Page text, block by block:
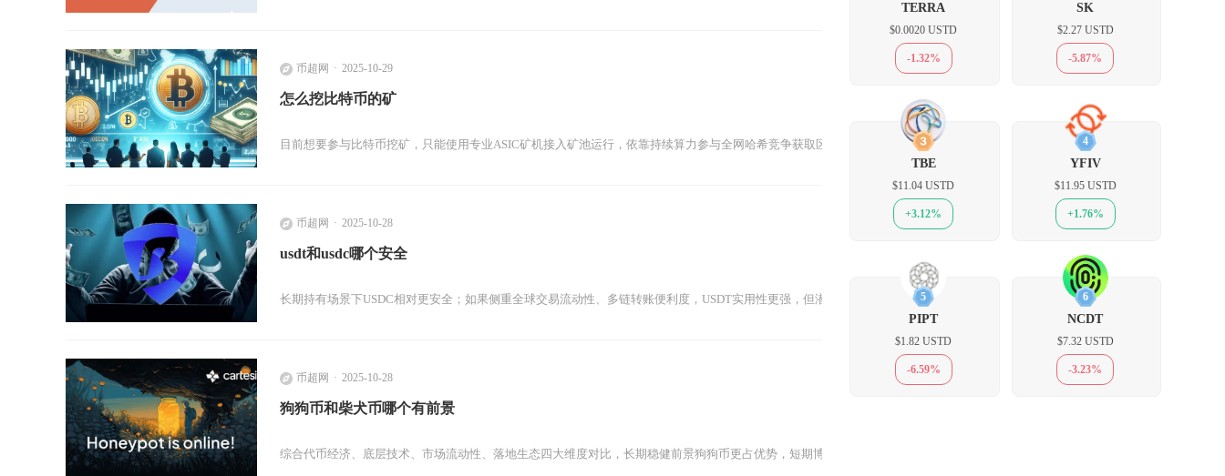
币超网 2025-10-29
怎么挖比特币的矿
目前想要参与比特币挖矿，只能使用专业ASIC矿机接入矿池运行，依靠持续算力参与全网哈希竞争获取区块奖励与交易手续费，家用
币超网 2025-10-28
usdt和usdc哪个安全
长期持有场景下USDC相对更安全；如果侧重全球交易流动性、多链转账便利度，USDT实用性更强，但潜在黑天鹅风险高于USD
币超网 2025-10-28
狗狗币和柴犬币哪个有前景
综合代币经济、底层技术、市场流动性、落地生态四大维度对比，长期稳健前景狗狗币更占优势，短期博弈与生态想象空间柴犬币存在阶
TERRA
$0.0020 USTD
-1.32%
SK
$2.27 USTD
-5.87%
3
TBE
$11.04 USTD
+3.12%
4
YFIV
$11.95 USTD
+1.76%
5
PIPT
$1.82 USTD
-6.59%
6
NCDT
$7.32 USTD
-3.23%